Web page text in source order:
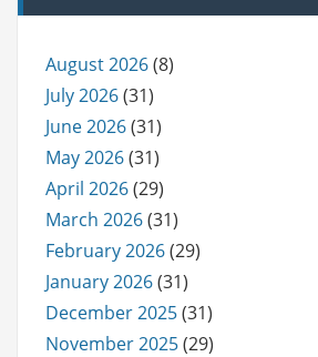
August 2026(8)
July 2026(31)
June 2026(31)
May 2026(31)
April 2026(29)
March 2026(31)
February 2026(29)
January 2026(31)
December 2025(31)
November 2025(29)